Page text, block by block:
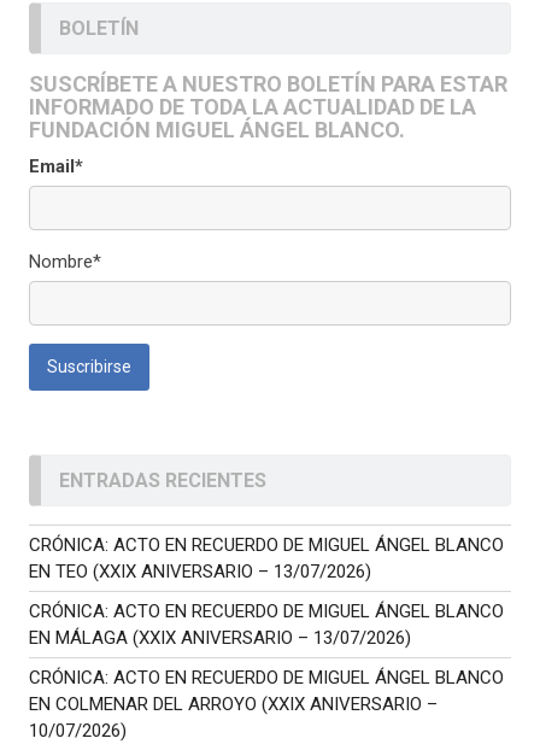
BOLETÍN
SUSCRÍBETE A NUESTRO BOLETÍN PARA ESTAR
INFORMADO DE TODA LA ACTUALIDAD DE LA
FUNDACIÓN MIGUEL ÁNGEL BLANCO.
Email*
Nombre*
ENTRADAS RECIENTES
CRÓNICA: ACTO EN RECUERDO DE MIGUEL ÁNGEL BLANCO
EN TEO (XXIX ANIVERSARIO – 13/07/2026)
CRÓNICA: ACTO EN RECUERDO DE MIGUEL ÁNGEL BLANCO
EN MÁLAGA (XXIX ANIVERSARIO – 13/07/2026)
CRÓNICA: ACTO EN RECUERDO DE MIGUEL ÁNGEL BLANCO
EN COLMENAR DEL ARROYO (XXIX ANIVERSARIO –
10/07/2026)